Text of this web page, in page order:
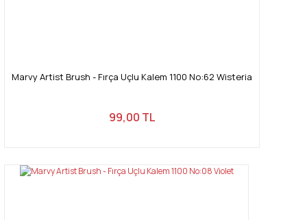
Marvy Artist Brush - Fırça Uçlu Kalem 1100 No:62 Wisteria
99,00 TL